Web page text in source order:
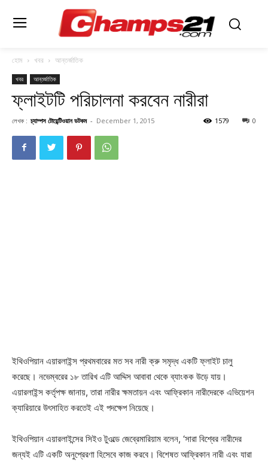
হোম খবর আন্তর্জাতিক
খবর আন্তর্জাতিক
ফ্লাইটটি পরিচালনা করবেন নারীরা
লেখক : চ্যাম্পস টোয়েন্টিওয়ান ডটকম - December 1, 2015 0
1579
ইথিওপিয়ান এয়ারলাইন্স প্রথমবারের মত সব নারী ক্রু সমৃদ্ধ একটি ফ্লাইট চালু
করেছে। নভেম্বরের ১৮ তারিখ এটি আদ্দিস আবাবা থেকে ব্যাংকক উড়ে যায়।
এয়ারলাইন্স কর্তৃপক্ষ জানায়, তারা নারীর ক্ষমতায়ন এবং আফ্রিকান নারীদেরকে এভিয়েশন
ক্যারিয়ারে উৎসাহিত করতেই এই পদক্ষেপ নিয়েছে।
ইথিওপিয়ান এয়ারলাইন্সের সিইও টুওল্ডে জেব্রেমারিয়াম বলেন, ‘সারা বিশ্বের নারীদের
জন্যই এটি একটি অনুপ্রেরণা হিসেবে কাজ করবে। বিশেষত আফ্রিকান নারী এবং যারা